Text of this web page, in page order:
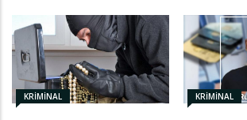
KRİMİNAL KRİMİNAL